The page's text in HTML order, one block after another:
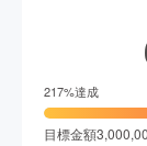
217%達成
目標金額